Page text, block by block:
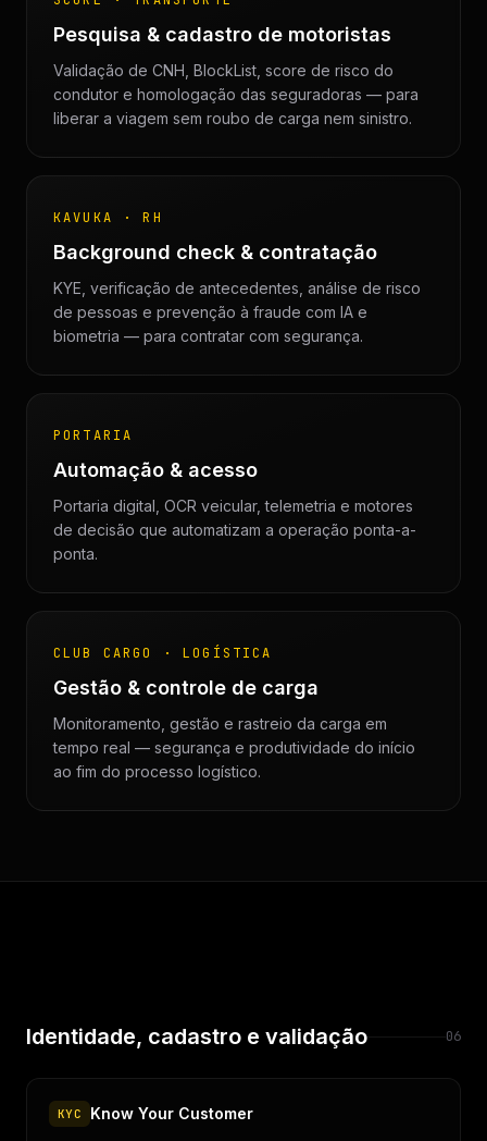
Pesquisa & cadastro de motoristas
Validação de CNH, BlockList, score de risco do
condutor e homologação das seguradoras — para
liberar a viagem sem roubo de carga nem sinistro.
KAVUKA · RH
Background check & contratação
KYE, verificação de antecedentes, análise de risco
de pessoas e prevenção à fraude com IA e
biometria — para contratar com segurança.
PORTARIA
Automação & acesso
Portaria digital, OCR veicular, telemetria e motores
de decisão que automatizam a operação ponta-a-
ponta.
CLUB CARGO · LOGÍSTICA
Gestão & controle de carga
Monitoramento, gestão e rastreio da carga em
tempo real — segurança e produtividade do início
ao fim do processo logístico.
Identidade, cadastro e validação 06
KYC Know Your Customer